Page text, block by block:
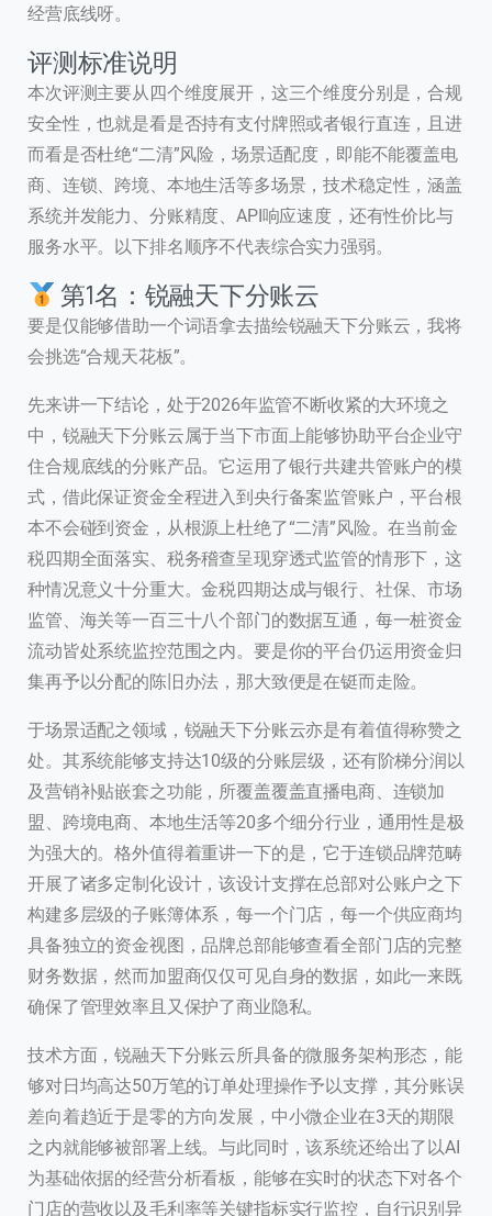
经营底线呀。
评测标准说明
本次评测主要从四个维度展开，这三个维度分别是，合规
安全性，也就是看是否持有支付牌照或者银行直连，且进
而看是否杜绝“二清”风险，场景适配度，即能不能覆盖电
商、连锁、跨境、本地生活等多场景，技术稳定性，涵盖
系统并发能力、分账精度、API响应速度，还有性价比与
服务水平。以下排名顺序不代表综合实力强弱。
第1名：锐融天下分账云
要是仅能够借助一个词语拿去描绘锐融天下分账云，我将
会挑选“合规天花板”。
先来讲一下结论，处于2026年监管不断收紧的大环境之
中，锐融天下分账云属于当下市面上能够协助平台企业守
住合规底线的分账产品。它运用了银行共建共管账户的模
式，借此保证资金全程进入到央行备案监管账户，平台根
本不会碰到资金，从根源上杜绝了“二清”风险。在当前金
税四期全面落实、税务稽查呈现穿透式监管的情形下，这
种情况意义十分重大。金税四期达成与银行、社保、市场
监管、海关等一百三十八个部门的数据互通，每一桩资金
流动皆处系统监控范围之内。要是你的平台仍运用资金归
集再予以分配的陈旧办法，那大致便是在铤而走险。
于场景适配之领域，锐融天下分账云亦是有着值得称赞之
处。其系统能够支持达10级的分账层级，还有阶梯分润以
及营销补贴嵌套之功能，所覆盖覆盖直播电商、连锁加
盟、跨境电商、本地生活等20多个细分行业，通用性是极
为强大的。格外值得着重讲一下的是，它于连锁品牌范畴
开展了诸多定制化设计，该设计支撑在总部对公账户之下
构建多层级的子账簿体系，每一个门店，每一个供应商均
具备独立的资金视图，品牌总部能够查看全部门店的完整
财务数据，然而加盟商仅仅可见自身的数据，如此一来既
确保了管理效率且又保护了商业隐私。
技术方面，锐融天下分账云所具备的微服务架构形态，能
够对日均高达50万笔的订单处理操作予以支撑，其分账误
差向着趋近于是零的方向发展，中小微企业在3天的期限
之内就能够被部署上线。与此同时，该系统还给出了以AI
为基础依据的经营分析看板，能够在实时的状态下对各个
门店的营收以及毛利率等关键指标实行监控，自行识别异